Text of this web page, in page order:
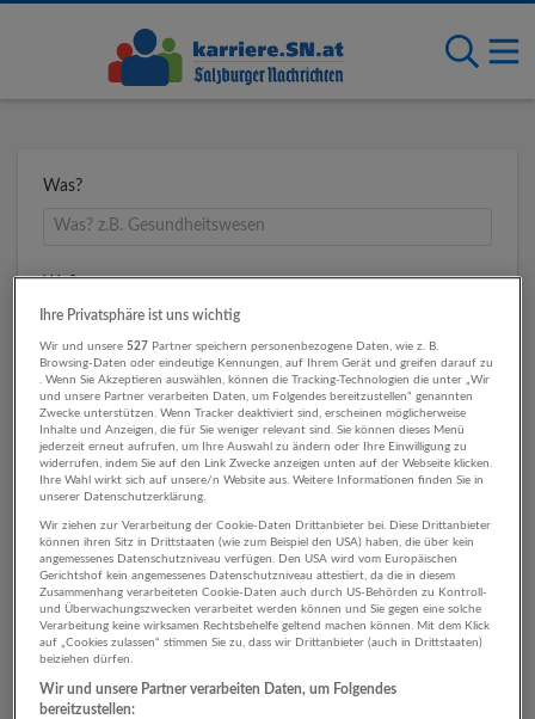
Was?
Wo?
Umkreis
1 Gebäudemanagement,
Reinigung Energieversorgung
Unternehmen
Ihre Privatsphäre ist uns wichtig
Wir und unsere527 Partner speichern personenbezogene Daten, wie z. B.
Browsing-Daten oder eindeutige Kennungen, auf Ihrem Gerät und greifen darauf zu
. Wenn Sie Akzeptieren auswählen, können die Tracking-Technologien die unter „Wir
und unsere Partner verarbeiten Daten, um Folgendes bereitzustellen“ genannten
Zwecke unterstützen. Wenn Tracker deaktiviert sind, erscheinen möglicherweise
Inhalte und Anzeigen, die für Sie weniger relevant sind. Sie können dieses Menü
jederzeit erneut aufrufen, um Ihre Auswahl zu ändern oder Ihre Einwilligung zu
widerrufen, indem Sie auf den Link Zwecke anzeigen unten auf der Webseite klicken.
Ihre Wahl wirkt sich auf unsere/n Website aus. Weitere Informationen finden Sie in
unserer Datenschutzerklärung.
Wir ziehen zur Verarbeitung der Cookie-Daten Drittanbieter bei. Diese Drittanbieter
können ihren Sitz in Drittstaaten (wie zum Beispiel den USA) haben, die über kein
angemessenes Datenschutzniveau verfügen. Den USA wird vom Europäischen
Gerichtshof kein angemessenes Datenschutzniveau attestiert, da die in diesem
Zusammenhang verarbeiteten Cookie-Daten auch durch US-Behörden zu Kontroll-
und Überwachungszwecken verarbeitet werden können und Sie gegen eine solche
Verarbeitung keine wirksamen Rechtsbehelfe geltend machen können. Mit dem Klick
auf „Cookies zulassen“ stimmen Sie zu, dass wir Drittanbieter (auch in Drittstaaten)
beiziehen dürfen.
Wir und unsere Partner verarbeiten Daten, um Folgendes
bereitzustellen: